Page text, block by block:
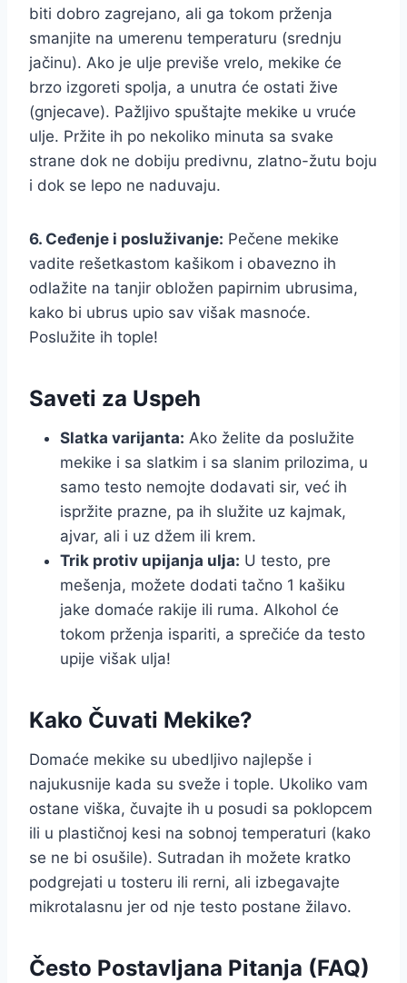
biti dobro zagrejano, ali ga tokom prženja
smanjite na umerenu temperaturu (srednju
jačinu). Ako je ulje previše vrelo, mekike će
brzo izgoreti spolja, a unutra će ostati žive
(gnjecave). Pažljivo spuštajte mekike u vruće
ulje. Pržite ih po nekoliko minuta sa svake
strane dok ne dobiju predivnu, zlatno-žutu boju
i dok se lepo ne naduvaju.
6. Ceđenje i posluživanje: Pečene mekike
vadite rešetkastom kašikom i obavezno ih
odlažite na tanjir obložen papirnim ubrusima,
kako bi ubrus upio sav višak masnoće.
Poslužite ih tople!
Saveti za Uspeh
Slatka varijanta: Ako želite da poslužite
mekike i sa slatkim i sa slanim prilozima, u
samo testo nemojte dodavati sir, već ih
ispržite prazne, pa ih služite uz kajmak,
ajvar, ali i uz džem ili krem.
Trik protiv upijanja ulja: U testo, pre
mešenja, možete dodati tačno 1 kašiku
jake domaće rakije ili ruma. Alkohol će
tokom prženja ispariti, a sprečiće da testo
upije višak ulja!
Kako Čuvati Mekike?
Domaće mekike su ubedljivo najlepše i
najukusnije kada su sveže i tople. Ukoliko vam
ostane viška, čuvajte ih u posudi sa poklopcem
ili u plastičnoj kesi na sobnoj temperaturi (kako
se ne bi osušile). Sutradan ih možete kratko
podgrejati u tosteru ili rerni, ali izbegavajte
mikrotalasnu jer od nje testo postane žilavo.
Često Postavljana Pitanja (FAQ)